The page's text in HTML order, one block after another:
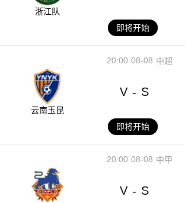
浙江队
即将开始
08-08
20:00 中超
云南玉昆
V - S
即将开始
08-08
20:00 中甲
V - S